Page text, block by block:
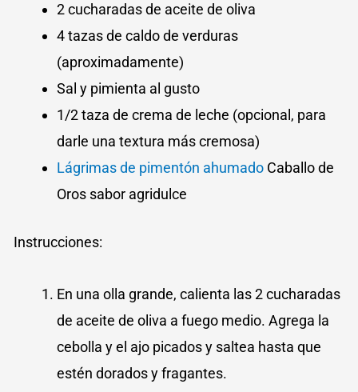
2 cucharadas de aceite de oliva
4 tazas de caldo de verduras
(aproximadamente)
Sal y pimienta al gusto
1/2 taza de crema de leche (opcional, para
darle una textura más cremosa)
Lágrimas de pimentón ahumado Caballo de
Oros sabor agridulce
Instrucciones:
En una olla grande, calienta las 2 cucharadas
de aceite de oliva a fuego medio. Agrega la
cebolla y el ajo picados y saltea hasta que
estén dorados y fragantes.